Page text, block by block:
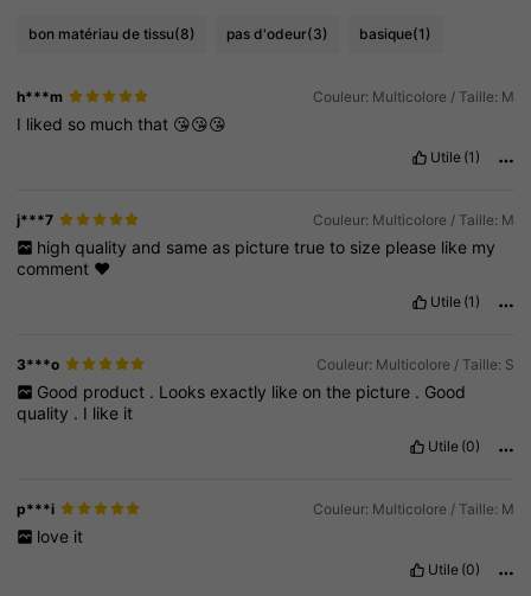
bon matériau de tissu(8) pas d'odeur(3) basique(1)
h***m Couleur: Multicolore / Taille: M
I liked so muchthat 😘😘😘
Utile (1)
j***7 Couleur: Multicolore / Taille: M
high quality and same as picture true to size please like my
comment ❤️
Utile (1)
3***o Couleur: Multicolore / Taille: S
Good product . Looks exactly like on the picture . Good
quality . I like it
Utile (0)
p***i Couleur: Multicolore / Taille: M
love it
Utile (0)